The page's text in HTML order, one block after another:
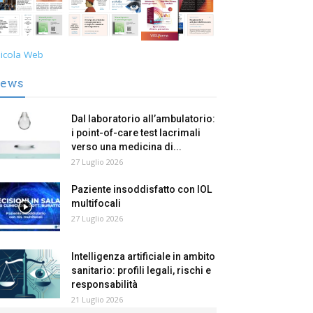
Web
Dal laboratorio all’ambulatorio:
i point-of-care test lacrimali
verso una medicina di...
27 Luglio 2026
Paziente insoddisfatto con IOL
multifocali
27 Luglio 2026
Intelligenza artificiale in ambito
sanitario: profili legali, rischi e
responsabilità
21 Luglio 2026